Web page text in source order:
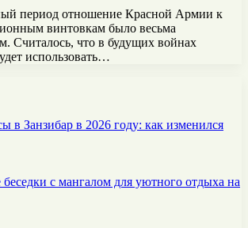
период отношение Красной Армии к
винтовкам было весьма
Считалось, что в будущих войнах
использовать…
в Занзибар в 2026 году: как изменился
с мангалом для уютного отдыха на